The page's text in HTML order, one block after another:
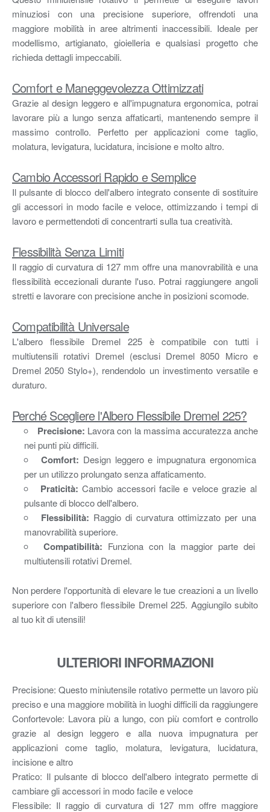
minuziosi con una precisione superiore, offrendoti una
maggiore mobilità in aree altrimenti inaccessibili. Ideale per
modellismo, artigianato, gioielleria e qualsiasi progetto che
richieda dettagli impeccabili.
Comfort e Maneggevolezza Ottimizzati
Grazie al design leggero e all'impugnatura ergonomica, potrai
lavorare più a lungo senza affaticarti, mantenendo sempre il
massimo controllo. Perfetto per applicazioni come taglio,
molatura, levigatura, lucidatura, incisione e molto altro.
Cambio Accessori Rapido e Semplice
Il pulsante di blocco dell'albero integrato consente di sostituire
gli accessori in modo facile e veloce, ottimizzando i tempi di
lavoro e permettendoti di concentrarti sulla tua creatività.
Flessibilità Senza Limiti
Il raggio di curvatura di 127 mm offre una manovrabilità e una
flessibilità eccezionali durante l'uso. Potrai raggiungere angoli
stretti e lavorare con precisione anche in posizioni scomode.
Compatibilità Universale
L'albero flessibile Dremel 225 è compatibile con tutti i
multiutensili rotativi Dremel (esclusi Dremel 8050 Micro e
Dremel 2050 Stylo+), rendendolo un investimento versatile e
duraturo.
Perché Scegliere l'Albero Flessibile Dremel 225?
Precisione: Lavora con la massima accuratezza anche
nei punti più difficili.
Comfort: Design leggero e impugnatura ergonomica
per un utilizzo prolungato senza affaticamento.
Praticità: Cambio accessori facile e veloce grazie al
pulsante di blocco dell'albero.
Flessibilità: Raggio di curvatura ottimizzato per una
manovrabilità superiore.
Compatibilità: Funziona con la maggior parte dei
multiutensili rotativi Dremel.
Non perdere l'opportunità di elevare le tue creazioni a un livello
superiore con l'albero flessibile Dremel 225. Aggiungilo subito
al tuo kit di utensili!
ULTERIORI INFORMAZIONI
Precisione: Questo miniutensile rotativo permette un lavoro più
preciso e una maggiore mobilità in luoghi difficili da raggiungere
Confortevole: Lavora più a lungo, con più comfort e controllo
grazie al design leggero e alla nuova impugnatura per
applicazioni come taglio, molatura, levigatura, lucidatura,
incisione e altro
Pratico: Il pulsante di blocco dell'albero integrato permette di
cambiare gli accessori in modo facile e veloce
Flessibile: Il raggio di curvatura di 127 mm offre maggiore